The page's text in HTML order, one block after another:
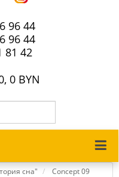
96 44
96 44
81 42
0 BYN
сна" Concept 09